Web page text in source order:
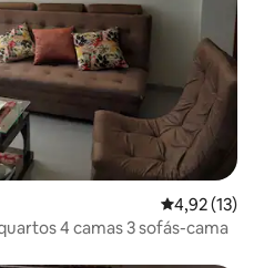
4,92 de uma
4,92 (13)
4 camas 3 sofás-cama